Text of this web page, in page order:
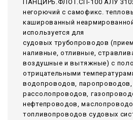
ПАНЦИРЬ.ФЛОТ.СП-100 АЛУ
негорючий c самофикс.
кашированный
используется для
судовых трубопроводов
наливные, отливные,
воздушные и вытяжные) с
отрицательными
водопроводов,
рассолопроводов,
нефтепроводов,
топливопроводов судовых